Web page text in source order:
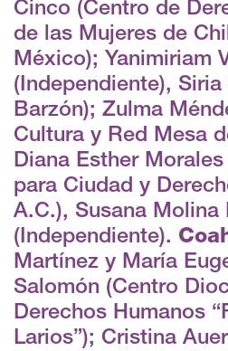
Cinco (Centro de
de las Mujeres de
México); Yanimiriam
(Independiente),
Barzón); Zulma
Cultura y Red Mesa
Diana Esther
para Ciudad y
A.C.), Susana Molina
(Independiente).
Martínez y María
Salomón (Centro
Derechos Humanos
Larios”); Cristina